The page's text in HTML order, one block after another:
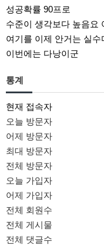
성공확률 90프로
수준이 생각보다 높음요
여기를 이제 안거는 실수
이번에는 다낭이군
통계
현재 접속자
오늘 방문자
어제 방문자
최대 방문자
전체 방문자
오늘 가입자
어제 가입자
전체 회원수
전체 게시물
전체 댓글수